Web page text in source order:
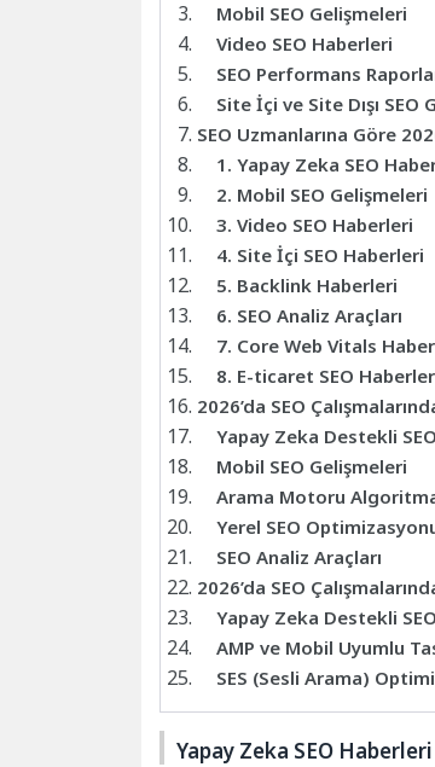
Mobil SEO Gelişmeleri
Video SEO Haberleri
SEO Performans
Site İçi ve Site Dışı SEO
SEO Uzmanlarına Göre
1. Yapay Zeka SEO
2. Mobil SEO Gelişmeleri
3. Video SEO Haberleri
4. Site İçi SEO Haberleri
5. Backlink Haberleri
6. SEO Analiz Araçları
7. Core Web Vitals
8. E-ticaret SEO
2026’da SEO
Yapay Zeka Destekli
Mobil SEO Gelişmeleri
Arama Motoru
Yerel SEO
SEO Analiz Araçları
2026’da SEO
Yapay Zeka Destekli
AMP ve Mobil Uyumlu
SES (Sesli Arama)
Yapay Zeka SEO Haberleri